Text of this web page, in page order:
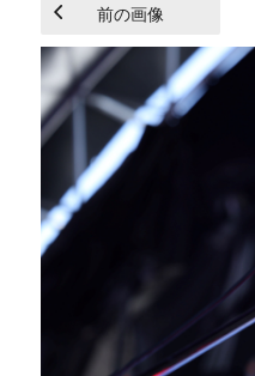
前の画像